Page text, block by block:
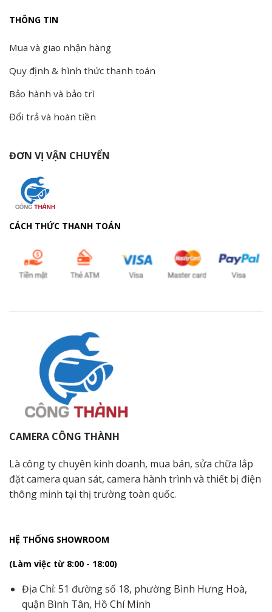
THÔNG TIN
Mua và giao nhận hàng
Quy định & hình thức thanh toán
Bảo hành và bảo trì
Đổi trả và hoàn tiền
ĐƠN VỊ VẬN CHUYỂN
CÁCH THỨC THANH TOÁN
CAMERA CÔNG THÀNH
Là công ty chuyên kinh doanh, mua bán, sửa chữa lắp
đặt camera quan sát, camera hành trình và thiết bị điện
thông minh tại thị trường toàn quốc.
HỆ THỐNG SHOWROOM
(Làm việc từ 8:00 - 18:00)
Địa Chỉ: 51 đường số 18, phường Bình Hưng Hoà,
quận Bình Tân, Hồ Chí Minh